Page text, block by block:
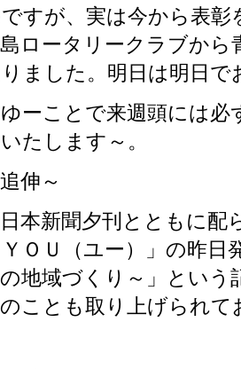
すが、実は今から表
ロータリークラブか
ました。明日は明日で
ーことで来週頭には必
たします～。
伸～
本新聞夕刊とともに配
ＯＵ（ユー）」の昨日
地域づくり～」とい
のことも取り上げられて